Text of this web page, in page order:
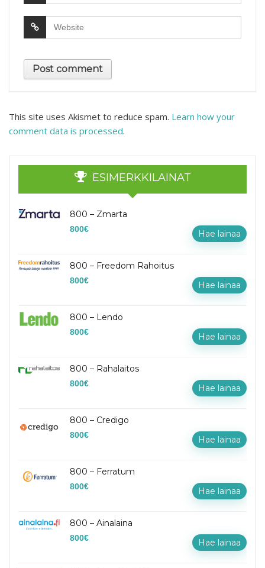
This site uses Akismet to reduce spam. Learn how your
comment data is processed.
ESIMERKKILAINAT
800 – Zmarta
800€ Hae lainaa
800 – Freedom Rahoitus
800€ Hae lainaa
800 – Lendo
800€ Hae lainaa
800 – Rahalaitos
800€ Hae lainaa
800 – Credigo
800€ Hae lainaa
800 – Ferratum
800€ Hae lainaa
800 – Ainalaina
800€ Hae lainaa